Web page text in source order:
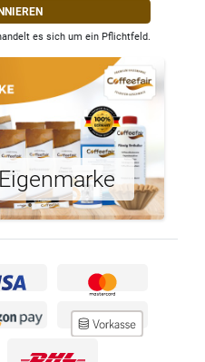
es sich um ein Pflichtfeld.